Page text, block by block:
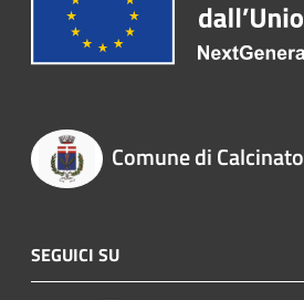
Comune di Calcinato
SEGUICI SU